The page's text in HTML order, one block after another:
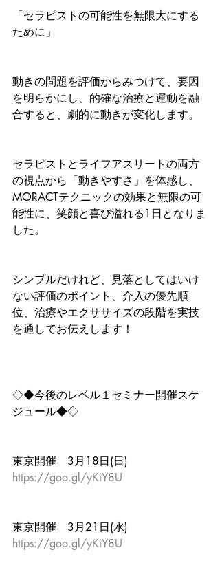
「セラピストの可能性を無限大にする
ために」
動きの問題を評価からみつけて、要因
を明らかにし、的確な治療と運動を融
合すると、劇的に動きが変化します。
セラピストとライフアスリートの両方
の視点から「動きやすさ」を体感し、
MORACTテクニックの効果と無限の可
能性に、笑顔と喜び溢れる1日となりま
した。
シンプルだけれど、見落としてはいけ
ない評価のポイント、介入の優先順
位、治療やエクササイズの段階を実技
を通してお伝えします！
◇◆今後のレベル１セミナー開催スケ
ジュール◆◇
東京開催　3月18日(日)
https://goo.gl/yKiY8U
東京開催　3月21日(水)
https://goo.gl/yKiY8U